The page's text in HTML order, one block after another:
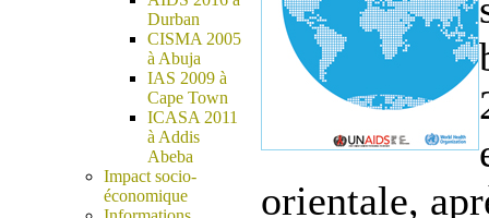
Durban
CISMA 2005
à Abuja
IAS 2009 à
Cape Town
ICASA 2011
à Addis
Abeba
Impact socio-
économique
orientale,